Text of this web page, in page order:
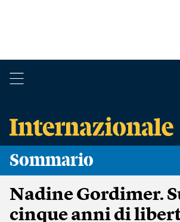
Sommario
Nadine Gordimer.
cinque anni di